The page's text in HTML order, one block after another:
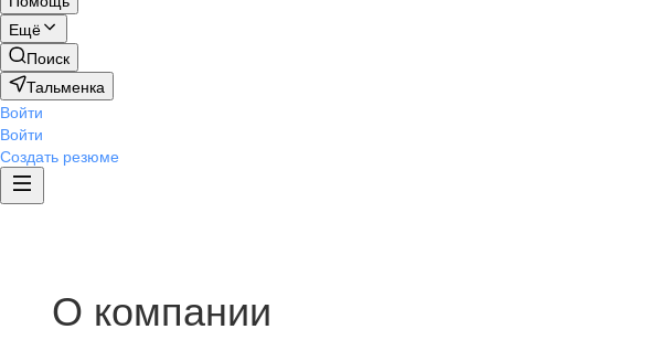
Ещё
Поиск
Тальменка
Войти
Войти
Создать резюме
О компании